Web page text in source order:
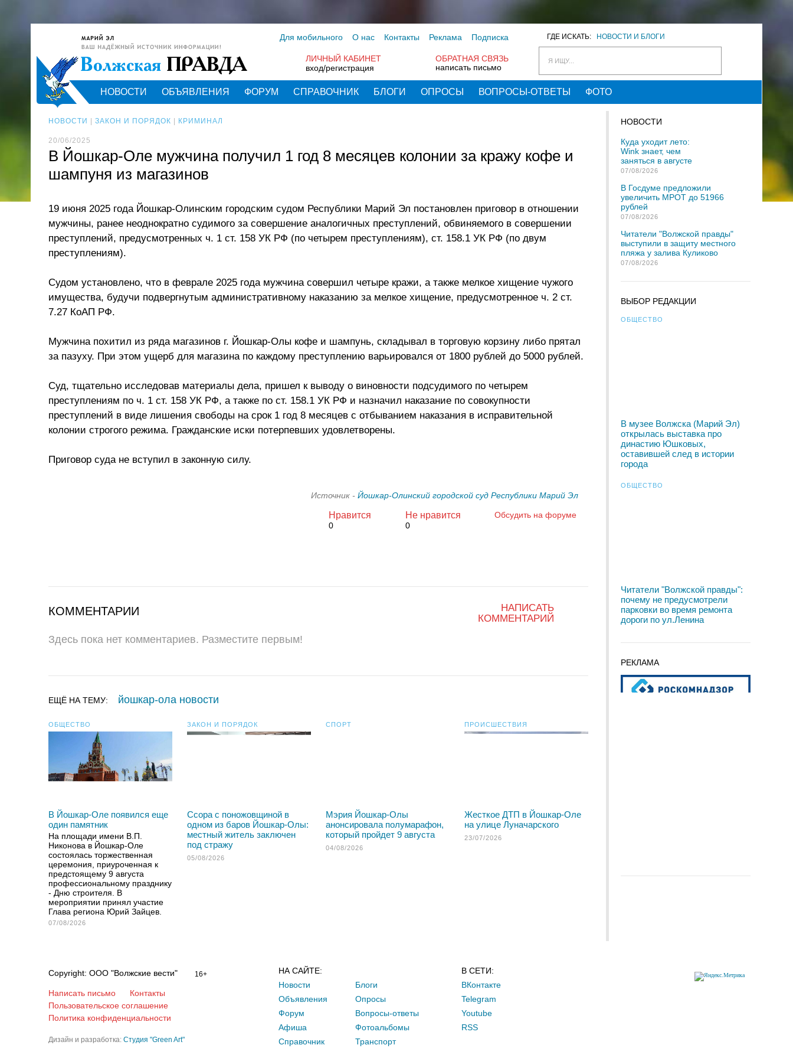
ГДЕ ИСКАТЬ: НОВОСТИ И БЛОГИ
Я ИЩУ...
Для мобильного О нас Контакты Реклама Подписка
ОБРАТНАЯ СВЯЗЬ
написать письмо
ЛИЧНЫЙ КАБИНЕТ
вход/регистрация
НОВОСТИ ОБЪЯВЛЕНИЯ ФОРУМ СПРАВОЧНИК БЛОГИ ОПРОСЫ ВОПРОСЫ-ОТВЕТЫ ФОТО
НОВОСТИ ЗАКОН И ПОРЯДОК КРИМИНАЛ
20/06/2025
В Йошкар-Оле мужчина получил 1 год 8 месяцев колонии за кражу кофе и
шампуня из магазинов
19 июня 2025 года Йошкар-Олинским городским судом Республики Марий Эл постановлен приговор в отношении
мужчины, ранее неоднократно судимого за совершение аналогичных преступлений, обвиняемого в совершении
преступлений, предусмотренных ч. 1 ст. 158 УК РФ (по четырем преступлениям), ст. 158.1 УК РФ (по двум
преступлениям).
Судом установлено, что в феврале 2025 года мужчина совершил четыре кражи, а также мелкое хищение чужого
имущества, будучи подвергнутым административному наказанию за мелкое хищение, предусмотренное ч. 2 ст.
7.27 КоАП РФ.
Мужчина похитил из ряда магазинов г. Йошкар-Олы кофе и шампунь, складывал в торговую корзину либо прятал
за пазуху. При этом ущерб для магазина по каждому преступлению варьировался от 1800 рублей до 5000 рублей.
Суд, тщательно исследовав материалы дела, пришел к выводу о виновности подсудимого по четырем
преступлениям по ч. 1 ст. 158 УК РФ, а также по ст. 158.1 УК РФ и назначил наказание по совокупности
преступлений в виде лишения свободы на срок 1 год 8 месяцев с отбыванием наказания в исправительной
колонии строгого режима. Гражданские иски потерпевших удовлетворены.
Приговор суда не вступил в законную силу.
Источник - Йошкар-Олинский городской суд Республики Марий Эл
Нравится
0
Не нравится
0
Обсудить на форуме
НАПИСАТЬ
КОММЕНТАРИЙ
КОММЕНТАРИИ
Здесь пока нет комментариев. Разместите первым!
ЕЩЁ НА ТЕМУ: йошкар-ола новости
ОБЩЕСТВО
В Йошкар-Оле появился еще
один памятник
На площади имени В.П.
Никонова в Йошкар-Оле
состоялась торжественная
церемония, приуроченная к
предстоящему 9 августа
профессиональному празднику
- Дню строителя. В
мероприятии принял участие
Глава региона Юрий Зайцев.
07/08/2026
ЗАКОН И ПОРЯДОК
Ссора с поножовщиной в
одном из баров Йошкар-Олы:
местный житель заключен
под стражу
05/08/2026
СПОРТ
Мэрия Йошкар-Олы
анонсировала полумарафон,
который пройдет 9 августа
04/08/2026
ПРОИСШЕСТВИЯ
Жесткое ДТП в Йошкар-Оле
на улице Луначарского
23/07/2026
НОВОСТИ
Куда уходит лето:
Wink знает, чем
заняться в августе
07/08/2026
В Госдуме предложили
увеличить МРОТ до 51966
рублей
07/08/2026
Читатели "Волжской правды"
выступили в защиту местного
пляжа у залива Куликово
07/08/2026
ВЫБОР РЕДАКЦИИ
ОБЩЕСТВО
В музее Волжска (Марий Эл)
открылась выставка про
династию Юшковых,
оставившей след в истории
города
ОБЩЕСТВО
Читатели "Волжской правды":
почему не предусмотрели
парковки во время ремонта
дороги по ул.Ленина
РЕКЛАМА
Copyright: ООО "Волжские вести" 16+
Написать письмо
Контакты
Пользовательское соглашение
Политика конфиденциальности
Дизайн и разработка: Студия "Green Art"
НА САЙТЕ:
Новости
Объявления
Форум
Афиша
Справочник
Блоги
Опросы
Вопросы-ответы
Фотоальбомы
Транспорт
В СЕТИ:
ВКонтакте
Telegram
Youtube
RSS